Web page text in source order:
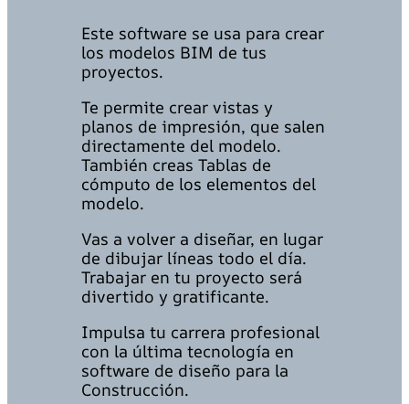
Este software se usa para crear
los modelos BIM de tus
proyectos.
Te permite crear vistas y
planos de impresión, que salen
directamente del modelo.
También creas Tablas de
cómputo de los elementos del
modelo.
Vas a volver a diseñar, en lugar
de dibujar líneas todo el día.
Trabajar en tu proyecto será
divertido y gratificante.
Impulsa tu carrera profesional
con la última tecnología en
software de diseño para la
Construcción.